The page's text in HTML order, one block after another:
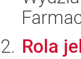
Rola